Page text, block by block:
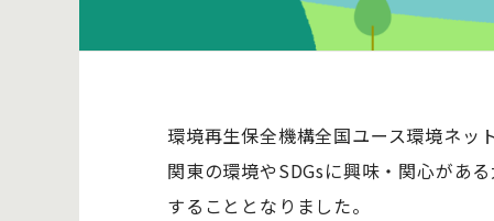
環境再生保全機構全国ユース環境ネッ
関東の環境やSDGsに興味・関心があ
することとなりました。